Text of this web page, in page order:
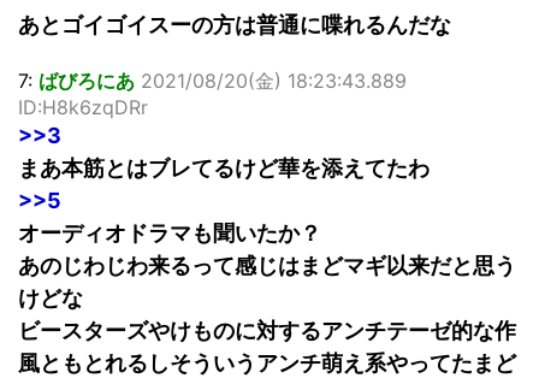
あとゴイゴイスーの方は普通に喋れるんだな
7: ばびろにあ 2021/08/20(金) 18:23:43.889
ID:H8k6zqDRr
>>3
まあ本筋とはブレてるけど華を添えてたわ
>>5
オーディオドラマも聞いたか？
あのじわじわ来るって感じはまどマギ以来だと思う
けどな
ビースターズやけものに対するアンチテーゼ的な作
風ともとれるしそういうアンチ萌え系やってたまど